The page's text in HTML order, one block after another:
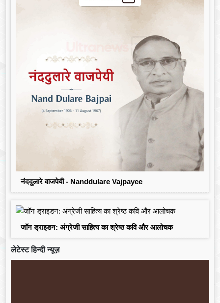
नंददुलारे वाजपेयी - Nanddulare Vajpayee
जॉन ड्राइडन: अंग्रेजी साहित्य का श्रेष्ठ कवि और आलोचक
लेटेस्ट हिन्दी न्यूज़